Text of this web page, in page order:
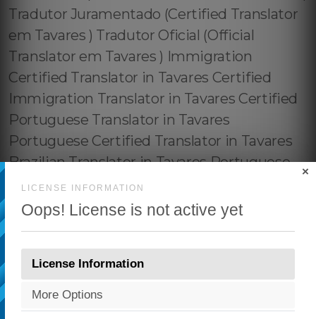
LICENSE INFORMATION
Oops! License is not active yet
×
License Information
More Options